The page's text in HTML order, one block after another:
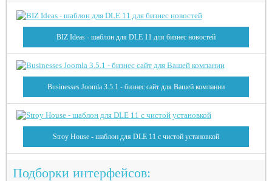
BIZ Ideas - шаблон для DLE 11 для бизнес новостей
Businesses Joomla 3.5.1 - бизнес сайт для Вашей компании
Stroy House - шаблон для DLE 11 с чистой установкой
Подборки интерфейсов: